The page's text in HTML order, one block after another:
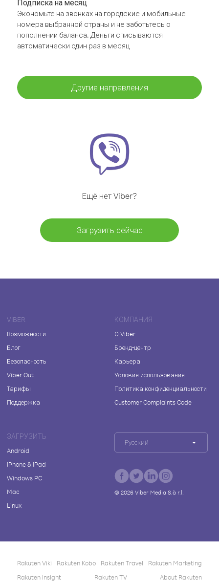
Подписка на месяц
Экономьте на звонках на городские и мобильные
номера выбранной страны и не заботьтесь о
пополнении баланса. Деньги списываются
автоматически один раз в месяц
Другие направления
Ещё нет Viber?
Загрузить сейчас
VIBER
Возможности
Блог
Безопасность
Viber Out
Тарифы
Поддержка
КОМПАНИЯ
О Viber
Бренд-центр
Карьера
Условия использования
Политика конфиденциальности
Customer Complaints Code
ЗАГРУЗИТЬ
Android
iPhone & iPad
Windows PC
Mac
Linux
Русский
© 2026Viber Media S.à r.l.
Rakuten Viki Rakuten Kobo Rakuten Travel
Rakuten Marketing
Rakuten Insight
Rakuten TV About Rakuten